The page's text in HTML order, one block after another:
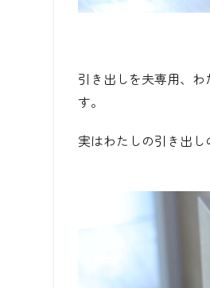
引き出しを夫専用、
す。
実はわたしの引き出